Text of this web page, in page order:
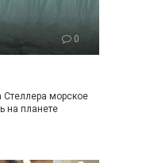
0
Стеллера морское
на планете